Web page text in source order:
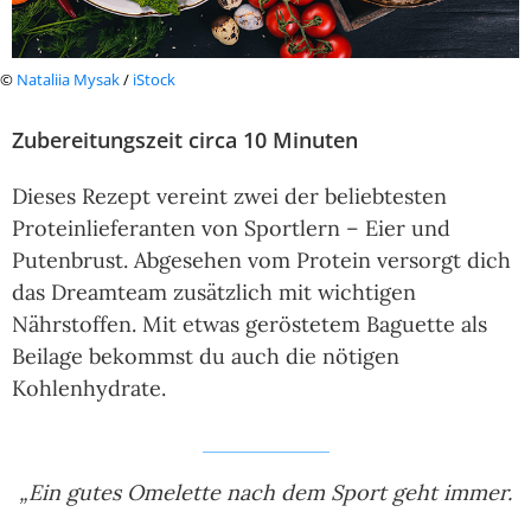
© Nataliia Mysak/ iStock
Zubereitungszeit circa 10 Minuten
Dieses Rezept vereint zwei der beliebtesten
Proteinlieferanten von Sportlern – Eier und
Putenbrust. Abgesehen vom Protein versorgt dich
das Dreamteam zusätzlich mit wichtigen
Nährstoffen. Mit etwas geröstetem Baguette als
Beilage bekommst du auch die nötigen
Kohlenhydrate.
„Ein gutes Omelette nach dem Sport geht immer.